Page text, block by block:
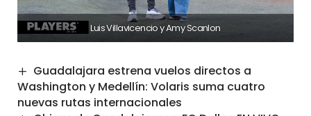
Luis Villavicencio y Amy Scanlon
Guadalajara estrena vuelos directos a
Washington y Medellín: Volaris suma cuatro
nuevas rutas internacionales